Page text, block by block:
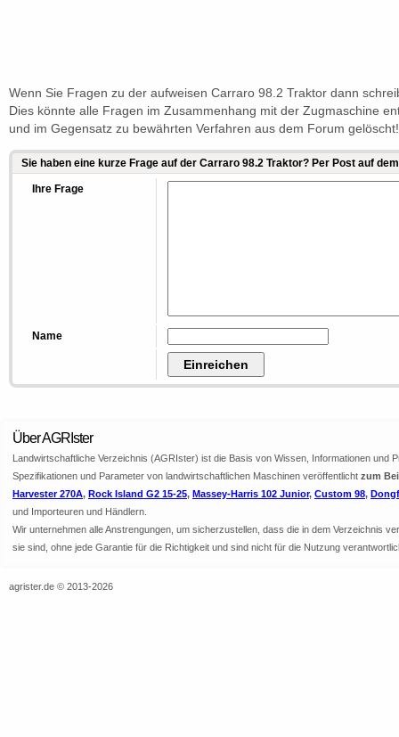
Wenn Sie Fragen zu der aufweisen Carraro 98.2 Traktor dann
Dies könnte alle Fragen im Zusammenhang mit der Zugmaschine
und im Gegensatz zu bewährten Verfahren aus dem Forum gelöscht!
Sie haben eine kurze Frage auf der Carraro 98.2 Traktor? Per Post auf
Ihre Frage
Name
Über AGRIster
Landwirtschaftliche Verzeichnis (AGRIster) ist die Basis von Wissen, Informationen
Spezifikationen und Parameter von landwirtschaftlichen Maschinen veröffentlicht zum
Harvester 270A, Rock Island G2 15-25, Massey-Harris 102 Junior, Custom 98,
und Importeuren und Händlern.
Wir unternehmen alle Anstrengungen, um sicherzustellen, dass die in dem Verzeichnis
sie sind, ohne jede Garantie für die Richtigkeit und sind nicht für die Nutzung
agrister.de © 2013-2026